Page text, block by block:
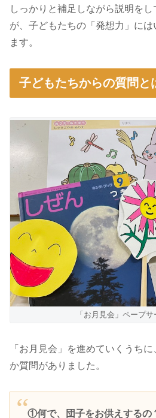
しっかりと補足しながら説明を
が、子どもたちの「発想力」に
ます。
子どもたちからの質問と
「お月見会」ペープ
「お月見会」を進めていくうち
か質問がありました。
①何で、団子をお供えするの